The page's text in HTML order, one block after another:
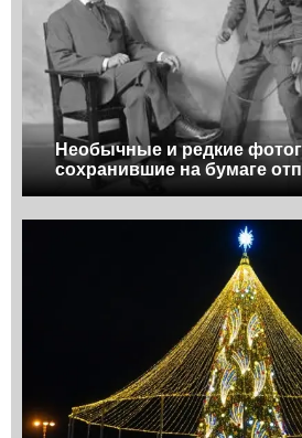
Необычные и редкие
сохранившие на бумаге